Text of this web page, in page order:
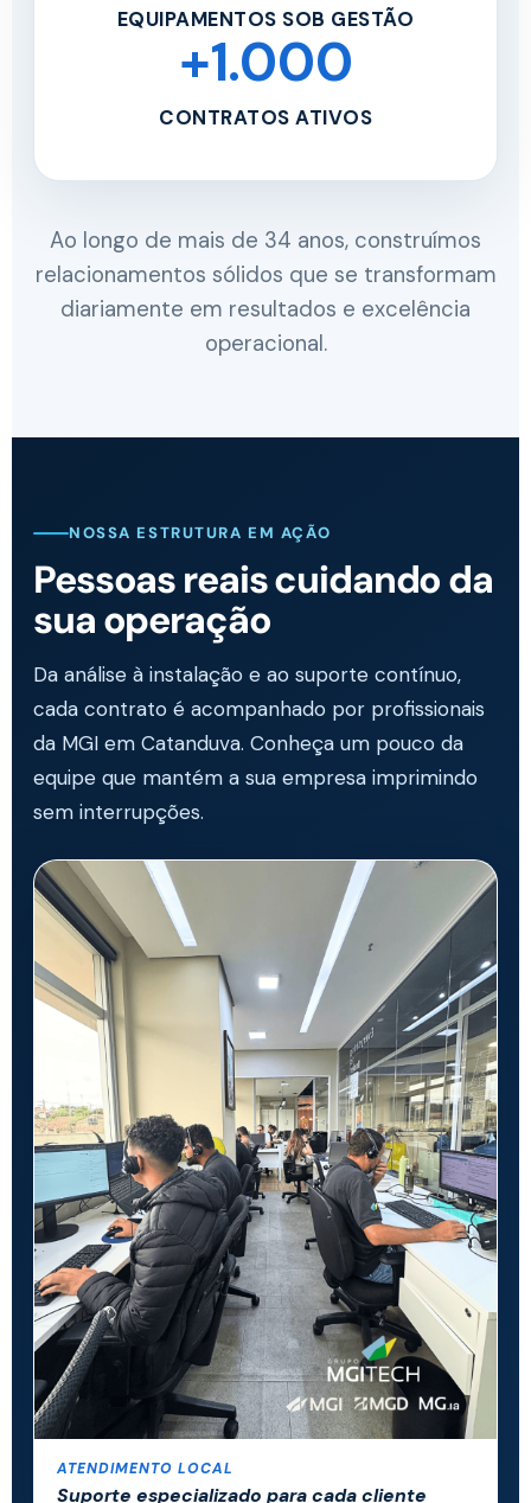
EQUIPAMENTOS SOB GESTÃO
+1.000
CONTRATOS ATIVOS
Ao longo de mais de 34 anos, construímos
relacionamentos sólidos que se transformam
diariamente em resultados e excelência
operacional.
NOSSA ESTRUTURA EM AÇÃO
Pessoas reais cuidando da
sua operação
Da análise à instalação e ao suporte contínuo,
cada contrato é acompanhado por profissionais
da MGI em Catanduva. Conheça um pouco da
equipe que mantém a sua empresa imprimindo
sem interrupções.
ATENDIMENTO LOCAL
Suporte especializado para cada cliente